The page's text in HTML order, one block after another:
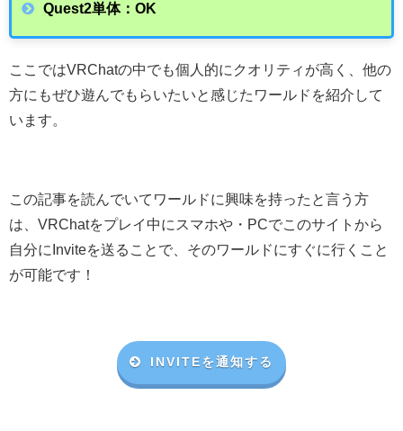
Quest2単体：OK
ここではVRChatの中でも個人的にクオリティが高く、他の
方にもぜひ遊んでもらいたいと感じたワールドを紹介して
います。
この記事を読んでいてワールドに興味を持ったと言う方
は、VRChatをプレイ中にスマホや・ PCでこのサイトから
自分に Inviteを送ることで、そのワールドにすぐに行くこと
が可能です！
INVITEを通知する